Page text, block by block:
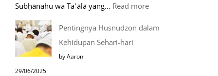
Subḥānahu wa Taʿālā yang… Read more:
Pentingnya Husnudzon dalam
Kehidupan Sehari-hari
by Aaron
29/06/2025